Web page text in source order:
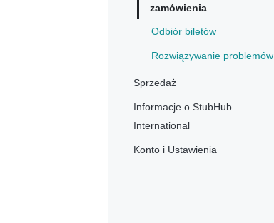
zamówienia
Odbiór biletów
Rozwiązywanie problemów
Sprzedaż
Informacje o StubHub
International
Konto i Ustawienia